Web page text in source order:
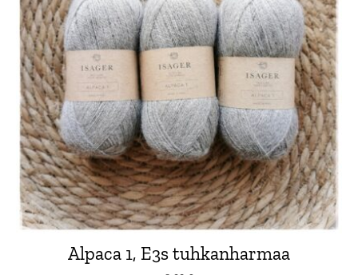
Alpaca 1, E3s tuhkanharmaa